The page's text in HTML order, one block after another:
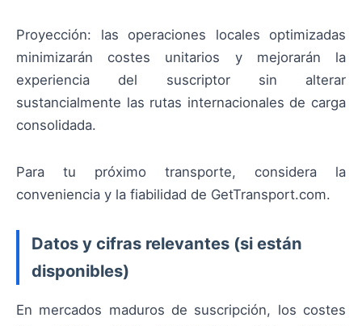
Proyección: las operaciones locales optimizadas
minimizarán costes unitarios y mejorarán la
experiencia del suscriptor sin alterar
sustancialmente las rutas internacionales de carga
consolidada.
Para tu próximo transporte, considera la
conveniencia y la fiabilidad de GetTransport.com.
Datos y cifras relevantes (si están
disponibles)
En mercados maduros de suscripción, los costes